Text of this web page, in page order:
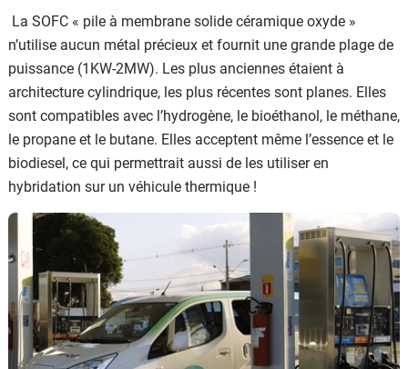
La SOFC « pile à membrane solide céramique oxyde »
n’utilise aucun métal précieux et fournit une grande plage de
puissance (1KW-2MW). Les plus anciennes étaient à
architecture cylindrique, les plus récentes sont planes. Elles
sont compatibles avec l’hydrogène, le bioéthanol, le méthane,
le propane et le butane. Elles acceptent même l’essence et le
biodiesel, ce qui permettrait aussi de les utiliser en
hybridation sur un véhicule thermique !